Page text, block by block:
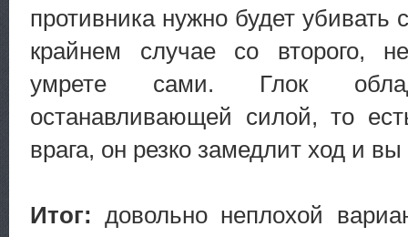
противника нужно будет убивать
крайнем случае со второго,
умрете сами. Глок
останавливающей силой, то
врага, он резко замедлит ход и
Итог: довольно неплохой